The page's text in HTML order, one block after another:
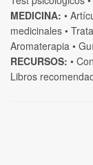
MEDICINA: •
medicinales •
Aromaterapia •
RECURSOS: •
Libros